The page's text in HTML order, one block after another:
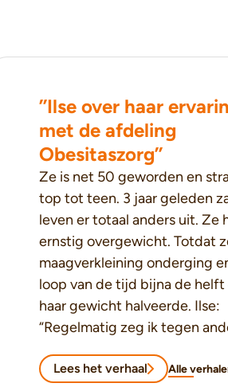
’’Ilse over haar
met de afdeling
Obesitaszorg’’
Ze is net 50 geworden en
top tot teen. 3 jaar geleden
leven er totaal anders uit. Ze
ernstig overgewicht. Totdat
maagverkleining onderging
loop van de tijd bijna de helft
haar gewicht halveerde. Ilse:
“Regelmatig zeg ik tegen
Lees het verhaal Alle